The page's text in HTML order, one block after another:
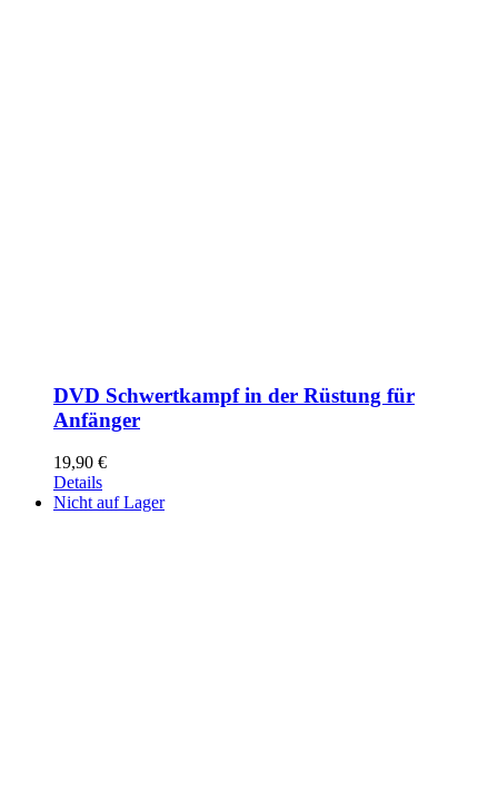
DVD Schwertkampf in der Rüstung für
Anfänger
19,90 €
Details
Nicht auf Lager